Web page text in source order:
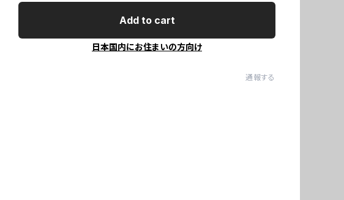
Add to cart
日本国内にお住まいの方向け
通報する